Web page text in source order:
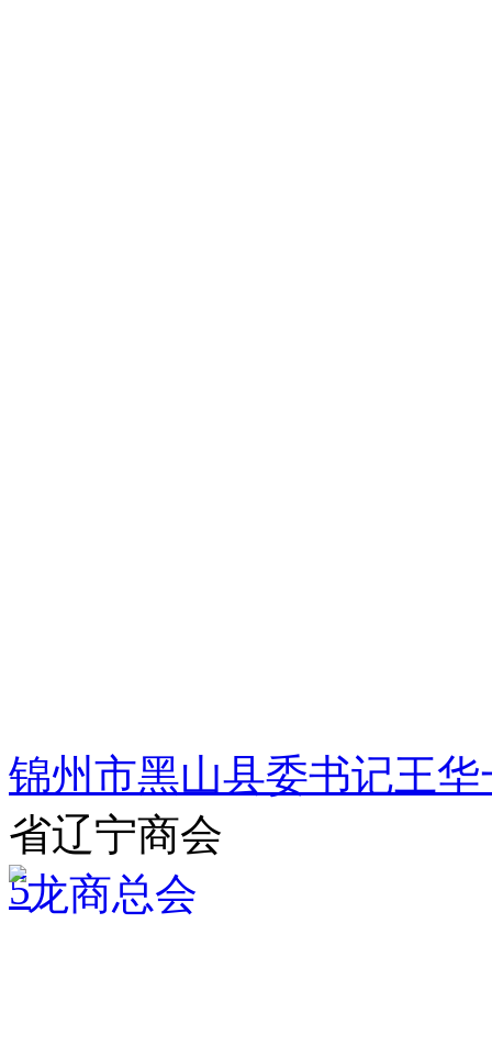
锦州市黑山县委书记王
省辽宁商会
5